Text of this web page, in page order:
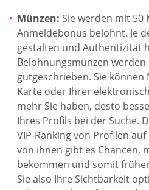
Münzen: Sie werden mit 50
Anmeldebonus belohnt. Je
gestalten und Authentizität
Belohnungsmünzen
gutgeschrieben. Sie
Karte oder Ihrer
mehr Sie haben, desto
Ihres Profils bei der Suche.
VIP-Ranking von Profilen
von ihnen gibt es Chancen,
bekommen und somit
Sie also Ihre Sichtbarkeit